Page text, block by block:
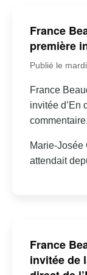
France
première
Publié le
France
invitée d’En
commentaire.
Marie-Josée
attendait
France
invitée de